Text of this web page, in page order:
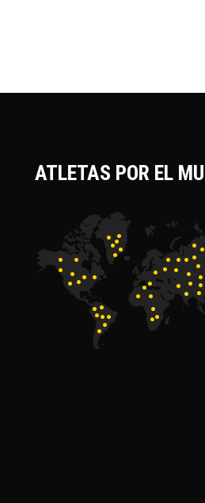
ATLETAS POR EL